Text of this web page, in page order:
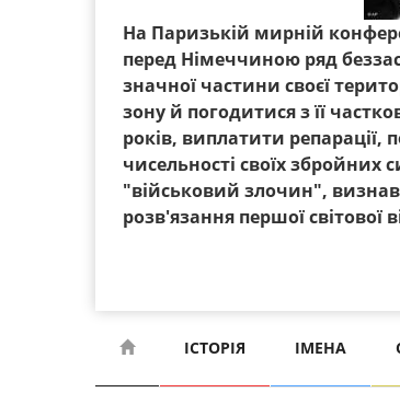
На Паризькій мирній
перед Німеччиною ряд
значної частини своєї
зону й погодитися з її
років, виплатити
чисельності своїх збройних
"військовий злочин",
розв'язання першої світової
ІСТОРІЯ ІМЕНА